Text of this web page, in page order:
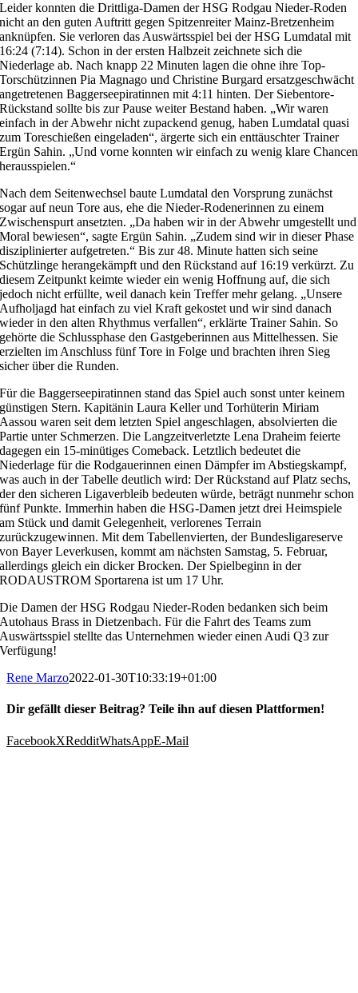
Leider konnten die Drittliga-Damen der HSG Rodgau Nieder-Roden
nicht an den guten Auftritt gegen Spitzenreiter Mainz-Bretzenheim
anknüpfen. Sie verloren das Auswärtsspiel bei der HSG Lumdatal mit
16:24 (7:14). Schon in der ersten Halbzeit zeichnete sich die
Niederlage ab. Nach knapp 22 Minuten lagen die ohne ihre Top-
Torschützinnen Pia Magnago und Christine Burgard ersatzgeschwächt
angetretenen Baggerseepiratinnen mit 4:11 hinten. Der Siebentore-
Rückstand sollte bis zur Pause weiter Bestand haben. „Wir waren
einfach in der Abwehr nicht zupackend genug, haben Lumdatal quasi
zum Toreschießen eingeladen“, ärgerte sich ein enttäuschter Trainer
Ergün Sahin. „Und vorne konnten wir einfach zu wenig klare Chancen
herausspielen.“
Nach dem Seitenwechsel baute Lumdatal den Vorsprung zunächst
sogar auf neun Tore aus, ehe die Nieder-Rodenerinnen zu einem
Zwischenspurt ansetzten. „Da haben wir in der Abwehr umgestellt und
Moral bewiesen“, sagte Ergün Sahin. „Zudem sind wir in dieser Phase
disziplinierter aufgetreten.“ Bis zur 48. Minute hatten sich seine
Schützlinge herangekämpft und den Rückstand auf 16:19 verkürzt. Zu
diesem Zeitpunkt keimte wieder ein wenig Hoffnung auf, die sich
jedoch nicht erfüllte, weil danach kein Treffer mehr gelang. „Unsere
Aufholjagd hat einfach zu viel Kraft gekostet und wir sind danach
wieder in den alten Rhythmus verfallen“, erklärte Trainer Sahin. So
gehörte die Schlussphase den Gastgeberinnen aus Mittelhessen. Sie
erzielten im Anschluss fünf Tore in Folge und brachten ihren Sieg
sicher über die Runden.
Für die Baggerseepiratinnen stand das Spiel auch sonst unter keinem
günstigen Stern. Kapitänin Laura Keller und Torhüterin Miriam
Aassou waren seit dem letzten Spiel angeschlagen, absolvierten die
Partie unter Schmerzen. Die Langzeitverletzte Lena Draheim feierte
dagegen ein 15-minütiges Comeback. Letztlich bedeutet die
Niederlage für die Rodgauerinnen einen Dämpfer im Abstiegskampf,
was auch in der Tabelle deutlich wird: Der Rückstand auf Platz sechs,
der den sicheren Ligaverbleib bedeuten würde, beträgt nunmehr schon
fünf Punkte. Immerhin haben die HSG-Damen jetzt drei Heimspiele
am Stück und damit Gelegenheit, verlorenes Terrain
zurückzugewinnen. Mit dem Tabellenvierten, der Bundesligareserve
von Bayer Leverkusen, kommt am nächsten Samstag, 5. Februar,
allerdings gleich ein dicker Brocken. Der Spielbeginn in der
RODAUSTROM Sportarena ist um 17 Uhr.
Die Damen der HSG Rodgau Nieder-Roden bedanken sich beim
Autohaus Brass in Dietzenbach. Für die Fahrt des Teams zum
Auswärtsspiel stellte das Unternehmen wieder einen Audi Q3 zur
Verfügung!
Rene Marzo2022-01-30T10:33:19+01:00
Dir gefällt dieser Beitrag? Teile ihn auf diesen Plattformen!
FacebookXRedditWhatsAppE-Mail